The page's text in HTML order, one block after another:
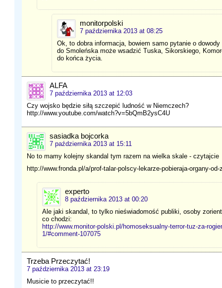
monitorpolski
7 października 2013 at 08:25
Ok, to dobra informacja, bowiem samo pytanie o
do Smoleńska może wsadzić Tuska, Sikorskiego,
do końca życia.
ALFA
7 października 2013 at 12:03
Czy wojsko będzie siłą szczepić ludność w Niemczech?
http://www.youtube.com/watch?v=5bQmB2ysC4U
sasiadka bojcorka
7 października 2013 at 15:11
No to mamy kolejny skandal tym razem na wielka skale - czytajcie
http://www.fronda.pl/a/prof-talar-polscy-lekarze-pobieraja-organy-
experto
8 października 2013 at 00:20
Ale jaki skandal, to tylko nieświadomość publiki, osoby
co chodzi:
http://www.monitor-polski.pl/homoseksualny-terror-tuz-za-
1/#comment-107075
Trzeba Przeczytać!
7 października 2013 at 23:19
Musicie to przeczytać!!